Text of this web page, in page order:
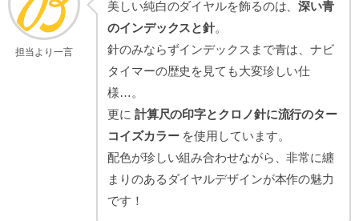
担当より一言
美しい純白のダイヤルを飾るのは、深い青
のインデックスと針。
針のみならずインデックスまで青は、ナビ
タイマーの歴史を見ても大変珍しい仕
様…。
更に 計算尺の印字とクロノ針に流行のター
コイズカラーを使用しています。
配色が珍しい組み合わせながら、非常に纏
まりのあるダイヤルデザインが本作の魅力
です！